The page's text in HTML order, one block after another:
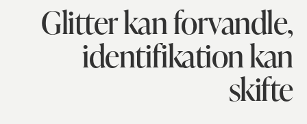
Glitter kan forvandle,
identifikation kan
skifte